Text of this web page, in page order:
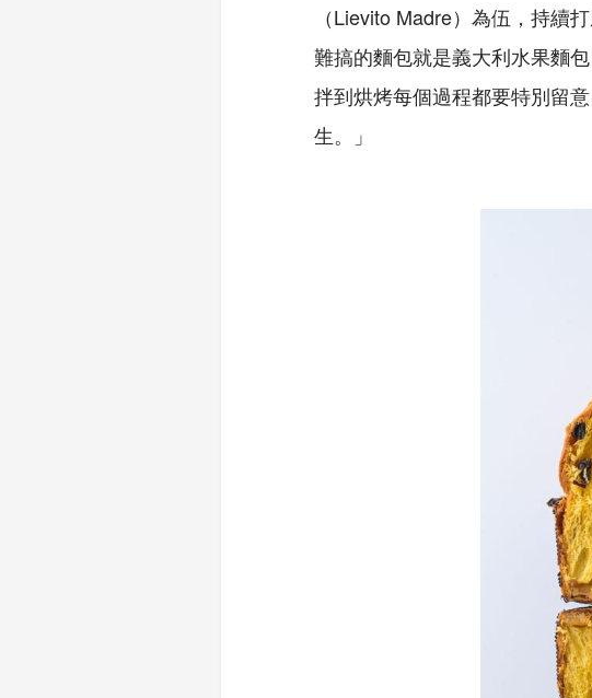
（Lievito Madre）為伍，持續
難搞的麵包就是義大利水果麵
拌到烘烤每個過程都要特別留
生。」